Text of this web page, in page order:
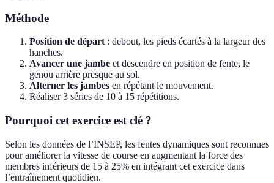
Méthode
Position de départ : debout, les pieds écartés à la largeur des
hanches.
Avancer une jambe et descendre en position de fente, le
genou arrière presque au sol.
Alterner les jambes en répétant le mouvement.
Réaliser 3 séries de 10 à 15 répétitions.
Pourquoi cet exercice est clé ?
Selon les données de l’INSEP, les fentes dynamiques sont reconnues
pour améliorer la vitesse de course en augmentant la force des
membres inférieurs de 15 à 25% en intégrant cet exercice dans
l’entraînement quotidien.